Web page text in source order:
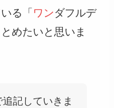
る「 ワンダフルデ
めたいと思いま
追記していきま